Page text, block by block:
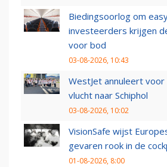
Biedingsoorlog om
investeerders krijgen
voor bod
03-08-2026, 10:43
WestJet annuleert
vlucht naar Schiphol
03-08-2026, 10:02
VisionSafe wijst
gevaren rook in de
01-08-2026, 8:00